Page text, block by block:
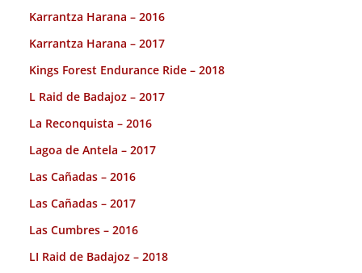
Karrantza Harana – 2016
Karrantza Harana – 2017
Kings Forest Endurance Ride – 2018
L Raid de Badajoz – 2017
La Reconquista – 2016
Lagoa de Antela – 2017
Las Cañadas – 2016
Las Cañadas – 2017
Las Cumbres – 2016
LI Raid de Badajoz – 2018